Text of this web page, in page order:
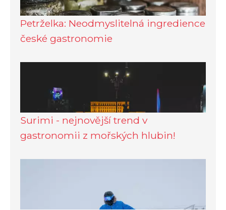
Petrželka: Neodmyslitelná ingredience
české gastronomie
Surimi - nejnovější trend v
gastronomii z mořských hlubin!